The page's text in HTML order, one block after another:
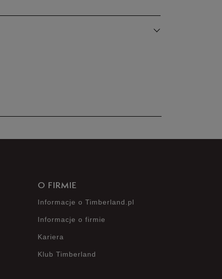
O FIRMIE
Informacje o Timberland.pl
Informacje o firmie
Kariera
Klub Timberland